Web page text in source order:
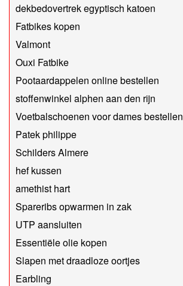
dekbedovertrek egyptisch katoen
Fatbikes kopen
Valmont
Ouxi Fatbike
Pootaardappelen online bestellen
stoffenwinkel alphen aan den rijn
Voetbalschoenen voor dames bestellen
Patek philippe
Schilders Almere
hef kussen
amethist hart
Spareribs opwarmen in zak
UTP aansluiten
Essentiële olie kopen
Slapen met draadloze oortjes
Earbling